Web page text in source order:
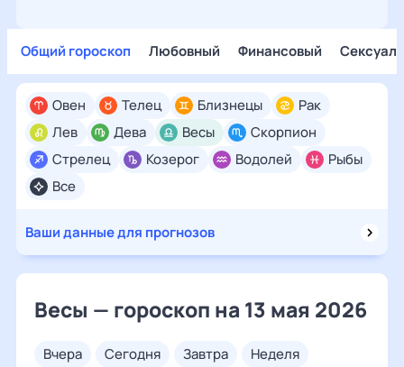
Общий гороскоп Любовный Финансовый
Все
Овен Телец Близнецы
Рак
Лев
Дева Весы
Скорпион
Стрелец
Козерог Водолей Рыбы
Ваши данные для прогнозов
Весы — гороскоп на 13 мая 2026
вчера сегодня завтра
неделя